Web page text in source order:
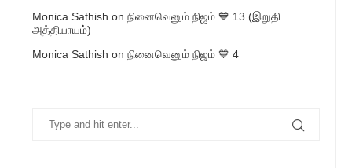
Monica Sathish on நினைவெனும் நிஜம் 💙 13 (இறுதி
அத்தியாயம்)
Monica Sathish on நினைவெனும் நிஜம் 💙 4